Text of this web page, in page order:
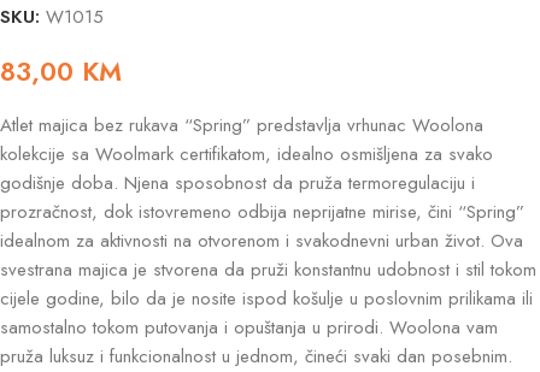
SKU: W1015
83,00 KM
Atlet majica bez rukava “Spring” predstavlja vrhunac Woolona
kolekcije sa Woolmark certifikatom, idealno osmišljena za svako
godišnje doba. Njena sposobnost da pruža termoregulaciju i
prozračnost, dok istovremeno odbija neprijatne mirise, čini “Spring”
idealnom za aktivnosti na otvorenom i svakodnevni urban život. Ova
svestrana majica je stvorena da pruži konstantnu udobnost i stil tokom
cijele godine, bilo da je nosite ispod košulje u poslovnim prilikama ili
samostalno tokom putovanja i opuštanja u prirodi. Woolona vam
pruža luksuz i funkcionalnost u jednom, čineći svaki dan posebnim.